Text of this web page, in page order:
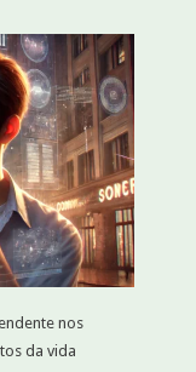
nos
da vida